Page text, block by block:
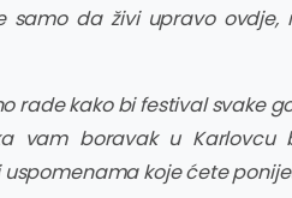
samo da živi upravo
rade kako bi festival svake
vam boravak u Karlovcu
koje ćete